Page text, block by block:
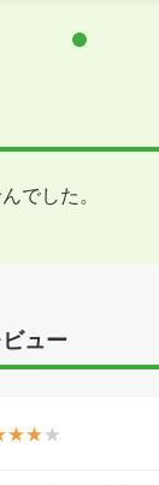
でした。
ュー